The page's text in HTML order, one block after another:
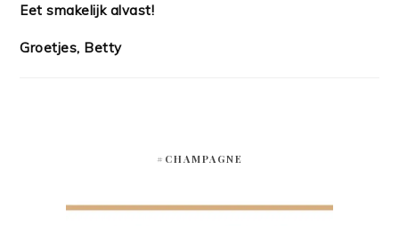
Eet smakelijk alvast!
Groetjes, Betty
#CHAMPAGNE